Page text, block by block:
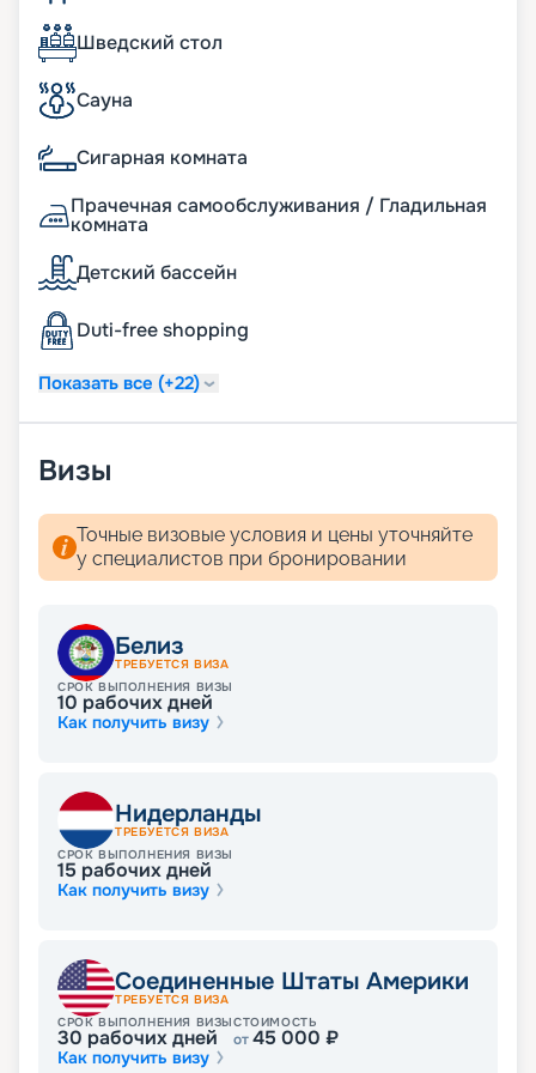
«Круиз.онлайн»
разнообразием маршрутов и сроков. Это может
быть недельный круиз с посещением портов
Англии, Франции, Нидерландов и Германии или
месячное путешествие от Нью-Йорка до
Варнемюнде. Вы можете купить путевку онлайн,
не выходя из дома. Мы собрали для вас всю
расписание круизов, цены, схемы палуб,
описание кают и прочее. Перед вами – весь мир!
Шведский стол
Сауна
Сигарная комната
Прачечная самообслуживания / Гладильная
комната
Детский бассейн
Duti-free shopping
Показать все (+22)
Визы
Точные визовые условия и цены уточняйте
у специалистов при бронировании
Белиз
ТРЕБУЕТСЯ ВИЗА
СРОК ВЫПОЛНЕНИЯ ВИЗЫ
10 рабочих дней
Как получить визу
Нидерланды
ТРЕБУЕТСЯ ВИЗА
СРОК ВЫПОЛНЕНИЯ ВИЗЫ
15 рабочих дней
Как получить визу
Соединенные Штаты Америки
ТРЕБУЕТСЯ ВИЗА
СРОК ВЫПОЛНЕНИЯ ВИЗЫ
30 рабочих дней
СТОИМОСТЬ
от45 000 ₽
Как получить визу